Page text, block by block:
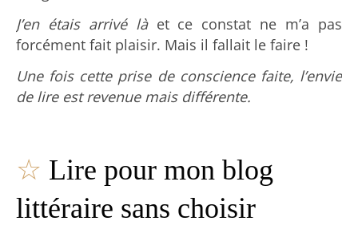
J’en étais arrivé làet ce constat ne m’a pas
forcément fait plaisir. Mais il fallait le faire !
Une fois cette prise de conscience faite, l’envie
de lire est revenue mais différente.
☆ Lire pour mon blog
littéraire sans choisir